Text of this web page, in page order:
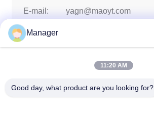
E-mail:
yagn@maoyt.com
Manager
11:20 AM
Good day, what product are you looking for?